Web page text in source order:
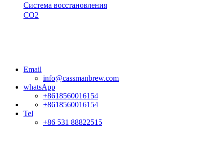
Система восстановления
CO2
Email
info@cassmanbrew.com
whatsApp
+8618560016154
+8618560016154
Tel
+86 531 88822515